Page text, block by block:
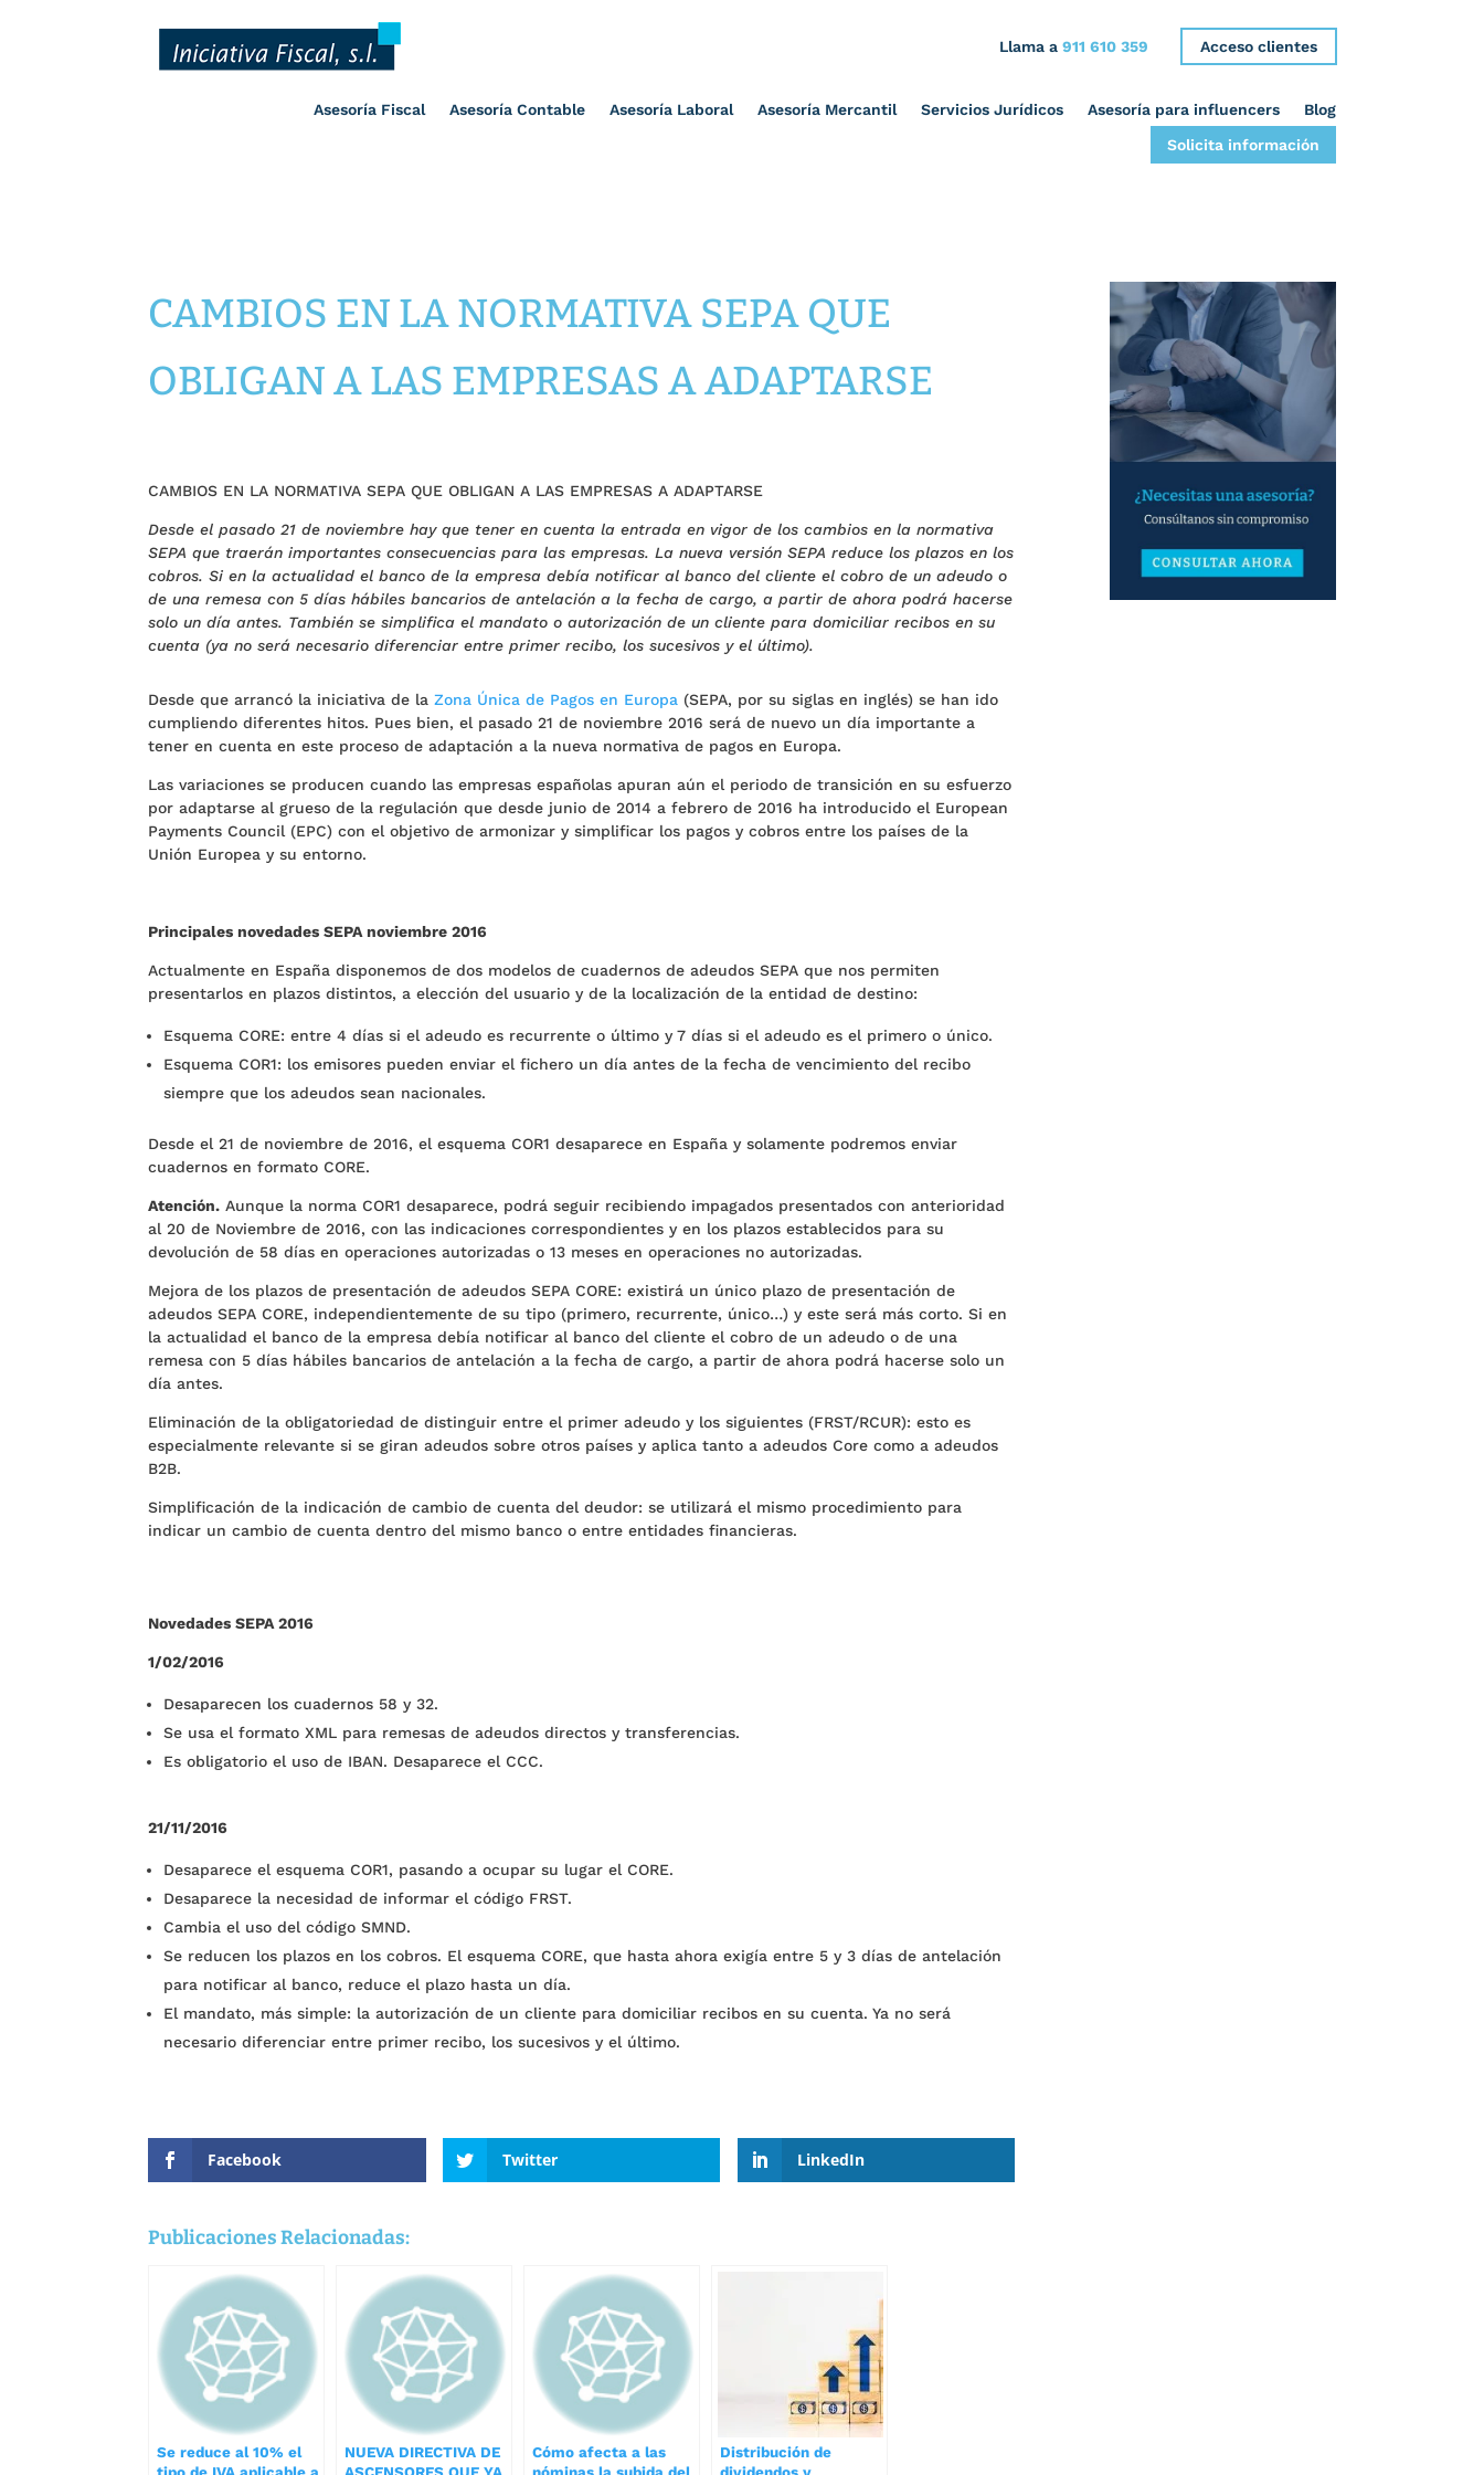
Llama a 911 610 359 Acceso clientes
Asesoría Fiscal Asesoría Contable Asesoría Laboral Asesoría Mercantil Servicios Jurídicos Asesoría para influencers
Blog
Solicita información
CAMBIOS EN LA NORMATIVA SEPA QUE
OBLIGAN A LAS EMPRESAS A ADAPTARSE
CAMBIOS EN LA NORMATIVA SEPA QUE OBLIGAN A LAS EMPRESAS A ADAPTARSE
Desde el pasado 21 de noviembre hay que tener en cuenta la entrada en vigor de los cambios en la normativa
SEPA que traerán importantes consecuencias para las empresas. La nueva versión SEPA reduce los plazos en los
cobros. Si en la actualidad el banco de la empresa debía notificar al banco del cliente el cobro de un adeudo o
de una remesa con 5 días hábiles bancarios de antelación a la fecha de cargo, a partir de ahora podrá hacerse
solo un día antes. También se simplifica el mandato o autorización de un cliente para domiciliar recibos en su
cuenta (ya no será necesario diferenciar entre primer recibo, los sucesivos y el último).
Desde que arrancó la iniciativa de laZona Única de Pagos en Europa (SEPA, por su siglas en inglés) se han ido
cumpliendo diferentes hitos. Pues bien, el pasado 21 de noviembre 2016 será de nuevo un día importante a
tener en cuenta en este proceso de adaptación a la nueva normativa de pagos en Europa.
Las variaciones se producen cuando las empresas españolas apuran aún el periodo de transición en su esfuerzo
por adaptarse al grueso de la regulación que desde junio de 2014 a febrero de 2016 ha introducido el European
Payments Council (EPC) con el objetivo de armonizar y simplificar los pagos y cobros entre los países de la
Unión Europea y su entorno.
Principales novedades SEPA noviembre 2016
Actualmente en España disponemos de dos modelos de cuadernos de adeudos SEPA que nos permiten
presentarlos en plazos distintos, a elección del usuario y de la localización de la entidad de destino:
Esquema CORE: entre 4 días si el adeudo es recurrente o último y 7 días si el adeudo es el primero o único.
Esquema COR1: los emisores pueden enviar el fichero un día antes de la fecha de vencimiento del recibo
siempre que los adeudos sean nacionales.
Desde el 21 de noviembre de 2016, el esquema COR1 desaparece en España y solamente podremos enviar
cuadernos en formato CORE.
Atención. Aunque la norma COR1 desaparece, podrá seguir recibiendo impagados presentados con anterioridad
al 20 de Noviembre de 2016, con las indicaciones correspondientes y en los plazos establecidos para su
devolución de 58 días en operaciones autorizadas o 13 meses en operaciones no autorizadas.
Mejora de los plazos de presentación de adeudos SEPA CORE: existirá un único plazo de presentación de
adeudos SEPA CORE, independientemente de su tipo (primero, recurrente, único…) y este será más corto. Si en
la actualidad el banco de la empresa debía notificar al banco del cliente el cobro de un adeudo o de una
remesa con 5 días hábiles bancarios de antelación a la fecha de cargo, a partir de ahora podrá hacerse solo un
día antes.
Eliminación de la obligatoriedad de distinguir entre el primer adeudo y los siguientes (FRST/RCUR): esto es
especialmente relevante si se giran adeudos sobre otros países y aplica tanto a adeudos Core como a adeudos
B2B.
Simplificación de la indicación de cambio de cuenta del deudor: se utilizará el mismo procedimiento para
indicar un cambio de cuenta dentro del mismo banco o entre entidades financieras.
Novedades SEPA 2016
1/02/2016
Desaparecen los cuadernos 58 y 32.
Se usa el formato XML para remesas de adeudos directos y transferencias.
Es obligatorio el uso de IBAN. Desaparece el CCC.
21/11/2016
Desaparece el esquema COR1, pasando a ocupar su lugar el CORE.
Desaparece la necesidad de informar el código FRST.
Cambia el uso del código SMND.
Se reducen los plazos en los cobros. El esquema CORE, que hasta ahora exigía entre 5 y 3 días de antelación
para notificar al banco, reduce el plazo hasta un día.
El mandato, más simple: la autorización de un cliente para domiciliar recibos en su cuenta. Ya no será
necesario diferenciar entre primer recibo, los sucesivos y el último.
Facebook Twitter LinkedIn
Publicaciones Relacionadas:
Se reduce al 10% el
NUEVA DIRECTIVA DE
Cómo afecta a las
Distribución de